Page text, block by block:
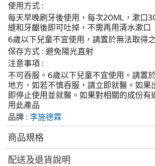
使用方式 :
每天早晚刷牙後使用，每次20ML，漱口
縫和牙齦後即可吐掉，不需再用清水漱口
6歲以下兒童不宜使用，請置於無法取得
保存方式 : 避免陽光直射
注意事項 :
不可吞服。6歲以下兒童不宜使用。請置
地方，如若不慎吞服，請立即就醫。如果
即停止使用並就醫。如果對相關的成份有
用此產品
品牌 : 李施德霖
商品規格
配送及退貨說明